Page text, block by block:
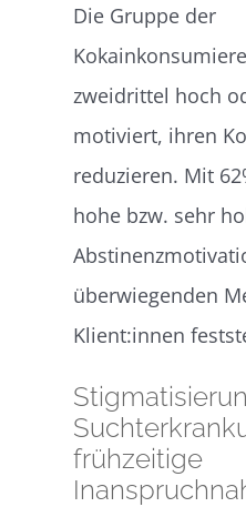
Die Gruppe der
zweidrittel hoch
motiviert, ihren
reduzieren. Mit
hohe bzw. sehr
überwiegenden
Klient:innen
frühzeitige